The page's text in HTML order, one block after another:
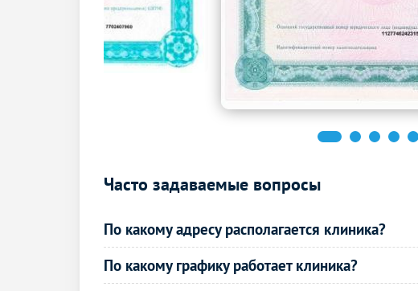
Часто задаваемые вопросы
По какому адресу располагается клиника?
По какому графику работает клиника?